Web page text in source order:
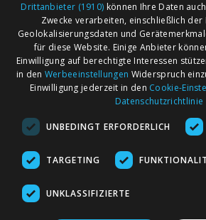
AGB
Impressum
Kontakt
Märkte
Märkte
Märkte
Flohmarkt
Drittanbieter (1910) können Ihre Daten
Zwecke verarbeiten, einschließlich der
Geolokalisierungsdaten und
für diese Website. Einige Anbieter
Einwilligung auf berechtigte Interessen
in den Werbeeinstellungen Widerspruch
Einwilligung jederzeit in den Cookie-
Datenschutzrichtlinie
UNBEDINGT ERFORDERLICH
TARGETING
UNKLASSIFIZIERTE